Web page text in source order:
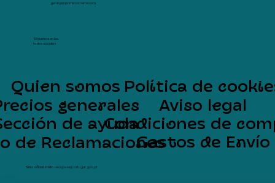
Síguenos en las
redes sociales
geral@imprimircomarte.com
Quien somos
generales
de ayuda
de Reclamaciones
Política de
Aviso legal
Condiciones de
Gastos de Envío
Sítio oficial PRR: recuperarportugal.gov.pt